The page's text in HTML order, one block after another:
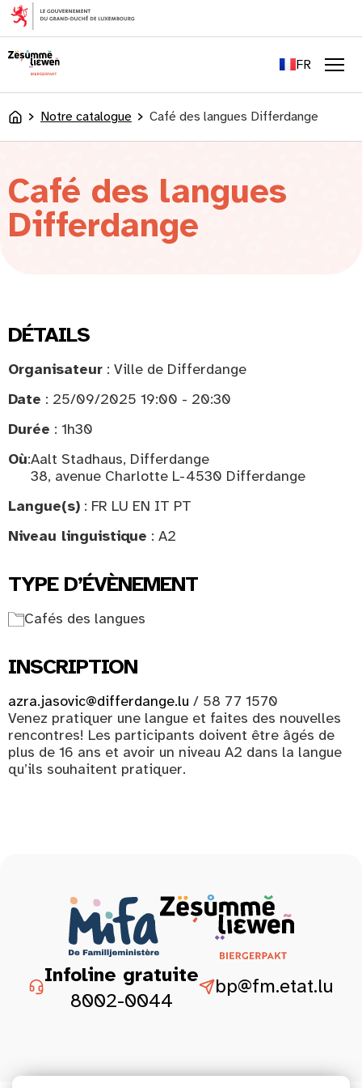
principal
FR
LU
AccueilNotre catalogue Café des langues Differdange
Café des langues
Differdange
DÉTAILS
Organisateur : Ville de Differdange
Date : 25/09/2025 19:00 - 20:30
Durée : 1h30
Où:Aalt Stadhaus, Differdange
38, avenue Charlotte L-4530 Differdange
Langue(s) : FR LU EN IT PT
Niveau linguistique : A2
TYPE D’ÉVÈNEMENT
Cafés des langues
INSCRIPTION
azra.jasovic@differdange.lu / 58 77 1570
Venez pratiquer une langue et faites des nouvelles
rencontres! Les participants doivent être âgés de
plus de 16 ans et avoir un niveau A2 dans la langue
qu’ils souhaitent pratiquer.
Infoline gratuite
8002-0044
bp@fm.etat.lu